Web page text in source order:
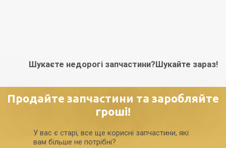
Шукаєте недорогі запчастини?Шукайте зараз!
Продайте запчастини та заробляйте
гроші!
У вас є старі, все ще корисні запчастини, які
вам більше не потрібні?